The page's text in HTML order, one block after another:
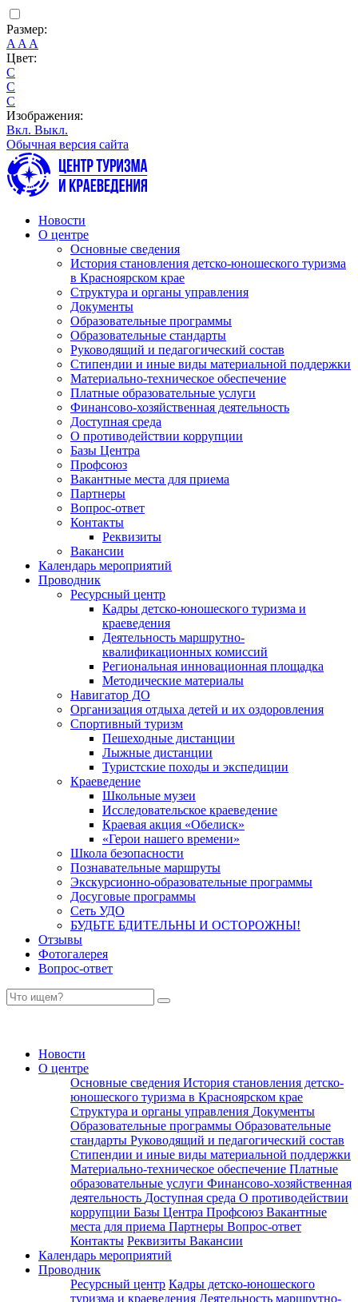
Размер:
A A A
Цвет:
C
C
C
Изображения:
Вкл. Выкл.
Обычная версия сайта
Новости
О центре
Основные сведения
История становления детско-юношеского туризма
в Красноярском крае
Структура и органы управления
Документы
Образовательные программы
Образовательные стандарты
Руководящий и педагогический состав
Стипендии и иные виды материальной поддержки
Материально-техническое обеспечение
Платные образовательные услуги
Финансово-хозяйственная деятельность
Доступная среда
О противодействии коррупции
Базы Центра
Профсоюз
Вакантные места для приема
Партнеры
Вопрос-ответ
Контакты
Реквизиты
Вакансии
Календарь мероприятий
Проводник
Ресурсный центр
Кадры детско-юношеского туризма и
краеведения
Деятельность маршрутно-
квалификационных комиссий
Региональная инновационная площадка
Методические материалы
Навигатор ДО
Организация отдыха детей и их оздоровления
Спортивный туризм
Пешеходные дистанции
Лыжные дистанции
Туристские походы и экспедиции
Краеведение
Школьные музеи
Исследовательское краеведение
Краевая акция «Обелиск»
«Герои нашего времени»
Школа безопасности
Познавательные маршруты
Экскурсионно-образовательные программы
Досуговые программы
Сеть УДО
БУДЬТЕ БДИТЕЛЬНЫ И ОСТОРОЖНЫ!
Отзывы
Фотогалерея
Вопрос-ответ
Новости
О центре
Основные сведения История становления детско-
юношеского туризма в Красноярском крае
Структура и органы управления Документы
Образовательные программы Образовательные
стандарты Руководящий и педагогический состав
Стипендии и иные виды материальной поддержки
Материально-техническое обеспечение Платные
образовательные услуги Финансово-хозяйственная
деятельность Доступная среда О противодействии
коррупции Базы Центра Профсоюз Вакантные
места для приема Партнеры Вопрос-ответ
Контакты Реквизиты Вакансии
Календарь мероприятий
Проводник
Ресурсный центр Кадры детско-юношеского
туризма и краеведения Деятельность маршрутно-